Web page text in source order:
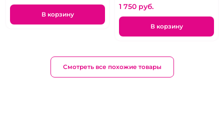
В корзину
1 750 pуб.
В корзину
Смотреть все похожие товары